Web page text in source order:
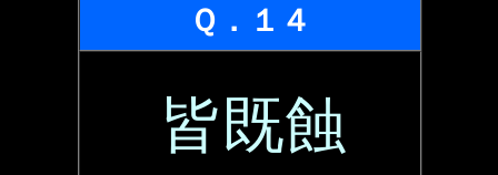
Ｑ．１４
皆既蝕